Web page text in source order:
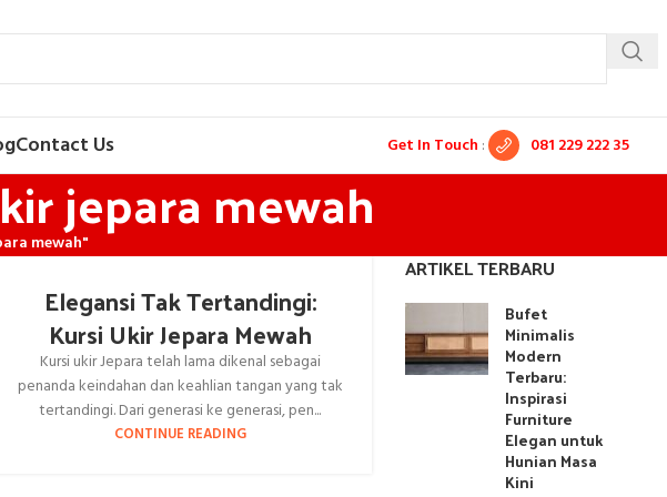
Contact Us Get In Touch : 081 229 222 35
jepara mewah
mewah"
Elegansi Tak Tertandingi:
Kursi Ukir Jepara Mewah
Kursi ukir Jepara telah lama dikenal sebagai
penanda keindahan dan keahlian tangan yang tak
tertandingi. Dari generasi ke generasi, pen...
CONTINUE READING
ARTIKEL TERBARU
Bufet
Minimalis
Modern
Terbaru:
Inspirasi
Furniture
Elegan untuk
Hunian Masa
Kini